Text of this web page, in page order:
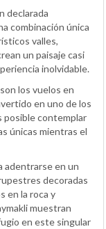
declarada
combinación única
valles,
un paisaje casi
inolvidable.
los vuelos en
en uno de los
posible contemplar
únicas mientras el
adentrarse en un
decoradas
en la roca y
muestran
en este singular